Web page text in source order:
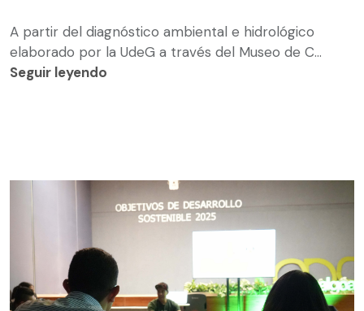
A partir del diagnóstico ambiental e hidrológico
elaborado por la UdeG a través del Museo de C...
Seguir leyendo